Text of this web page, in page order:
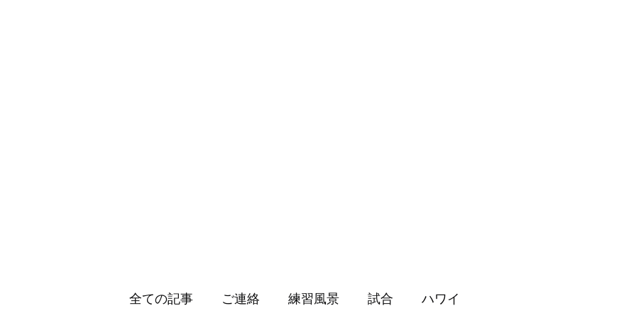
全ての記事 ご連絡 練習風景 試合 ハワイ